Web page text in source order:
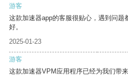
游客
这款加速器app的客服很贴心，遇到问题
好。
2025-01-23
游客
这款加速器VPM应用程序已经为我们带